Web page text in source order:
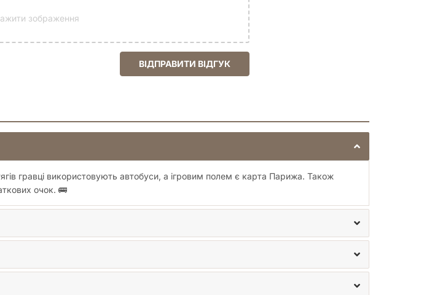
зображення
ВІДПРАВИТИ ВІДГУК
гравці використовують автобуси, а ігровим полем є карта Парижа. Також
очок. 🚌